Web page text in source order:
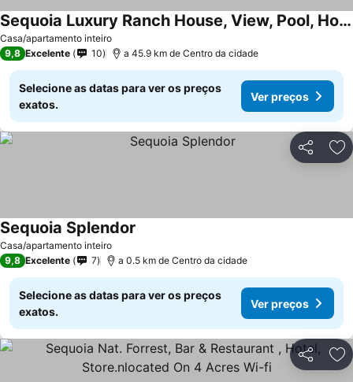
Casa/apartamento inteiro
Sequoia Luxury Ranch House, View, Pool, Horses, 30 Min To Park, In Foothills
Ver preços
9,8 Excelente 10 a 45.9 km de Centro da cidade
Selecione as datas para ver os preços
exatos.
Ver preços
Partilhar
Casa/apartamento inteiro
Sequoia Splendor
9,8 Excelente 7 a 0.5 km de Centro da cidade
Selecione as datas para ver os preços
exatos.
Ver preços
Partilhar